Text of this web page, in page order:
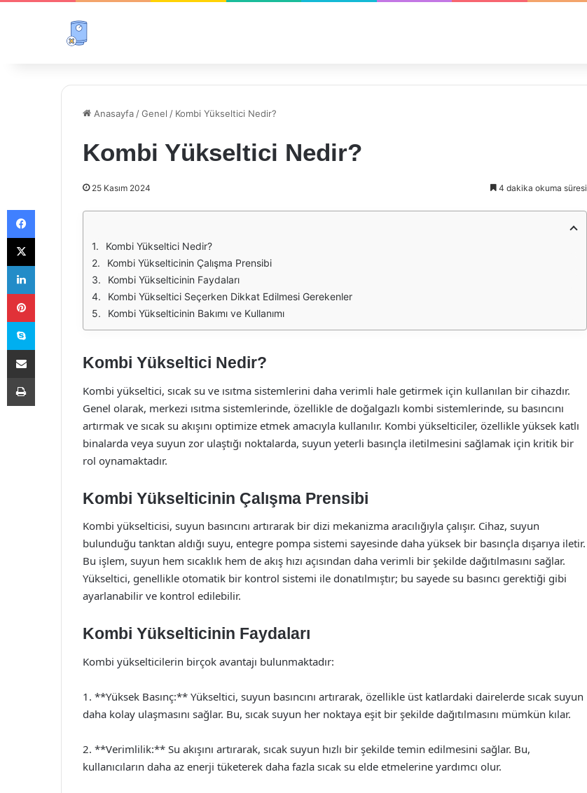
Anasayfa /Genel / Kombi Yükseltici Nedir?
Kombi Yükseltici Nedir?
25 Kasım 2024 4 dakika okuma süresi
Kombi Yükseltici Nedir?
Kombi Yükselticinin Çalışma Prensibi
Kombi Yükselticinin Faydaları
Kombi Yükseltici Seçerken Dikkat Edilmesi Gerekenler
Kombi Yükselticinin Bakımı ve Kullanımı
Kombi Yükseltici Nedir?
Kombi yükseltici, sıcak su ve ısıtma sistemlerini daha verimli hale getirmek için kullanılan bir cihazdır.
Genel olarak, merkezi ısıtma sistemlerinde, özellikle de doğalgazlı kombi sistemlerinde, su basıncını
artırmak ve sıcak su akışını optimize etmek amacıyla kullanılır. Kombi yükselticiler, özellikle yüksek katlı
binalarda veya suyun zor ulaştığı noktalarda, suyun yeterli basınçla iletilmesini sağlamak için kritik bir
rol oynamaktadır.
Kombi Yükselticinin Çalışma Prensibi
Kombi yükselticisi, suyun basıncını artırarak bir dizi mekanizma aracılığıyla çalışır. Cihaz, suyun
bulunduğu tanktan aldığı suyu, entegre pompa sistemi sayesinde daha yüksek bir basınçla dışarıya iletir.
Bu işlem, suyun hem sıcaklık hem de akış hızı açısından daha verimli bir şekilde dağıtılmasını sağlar.
Yükseltici, genellikle otomatik bir kontrol sistemi ile donatılmıştır; bu sayede su basıncı gerektiği gibi
ayarlanabilir ve kontrol edilebilir.
Kombi Yükselticinin Faydaları
Kombi yükselticilerin birçok avantajı bulunmaktadır:
1. **Yüksek Basınç:** Yükseltici, suyun basıncını artırarak, özellikle üst katlardaki dairelerde sıcak suyun
daha kolay ulaşmasını sağlar. Bu, sıcak suyun her noktaya eşit bir şekilde dağıtılmasını mümkün kılar.
2. **Verimlilik:** Su akışını artırarak, sıcak suyun hızlı bir şekilde temin edilmesini sağlar. Bu,
kullanıcıların daha az enerji tüketerek daha fazla sıcak su elde etmelerine yardımcı olur.
Facebook
X
LinkedIn
Pinterest
Skype
E-Posta ile paylaş